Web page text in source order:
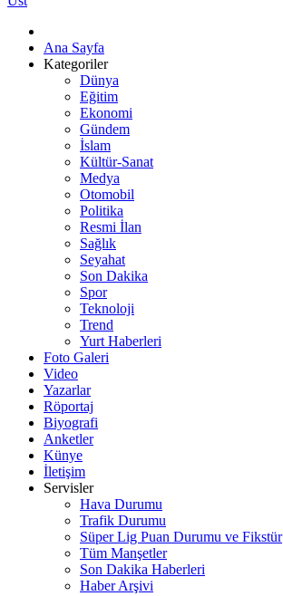
Ana Sayfa
Kategoriler
Dünya
Eğitim
Ekonomi
Gündem
İslam
Kültür-Sanat
Medya
Otomobil
Politika
Resmi İlan
Sağlık
Seyahat
Son Dakika
Spor
Teknoloji
Trend
Yurt Haberleri
Foto Galeri
Video
Yazarlar
Röportaj
Biyografi
Anketler
Künye
İletişim
Servisler
Hava Durumu
Trafik Durumu
Süper Lig Puan Durumu ve Fikstür
Tüm Manşetler
Son Dakika Haberleri
Haber Arşivi